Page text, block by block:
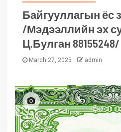
Байгууллагын ёс
/Мэдээллийн эх
Ц.Булган 88155248/
March 27, 2025 admin